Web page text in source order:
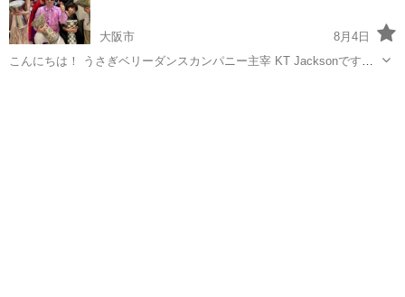
大阪市
8月4日
こんにちは！ うさぎベリーダンスカンパニー主宰 KT Jacksonです！